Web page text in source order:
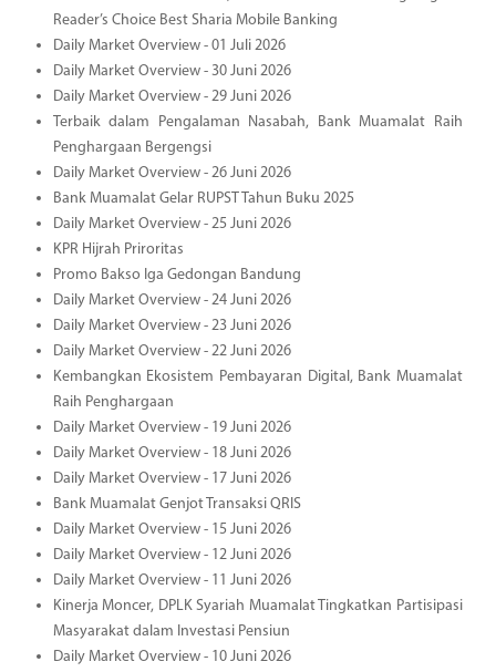
Reader’s Choice Best Sharia Mobile Banking
Daily Market Overview - 01 Juli 2026
Daily Market Overview - 30 Juni 2026
Daily Market Overview - 29 Juni 2026
Terbaik dalam Pengalaman Nasabah, Bank Muamalat Raih
Penghargaan Bergengsi
Daily Market Overview - 26 Juni 2026
Bank Muamalat Gelar RUPST Tahun Buku 2025
Daily Market Overview - 25 Juni 2026
KPR Hijrah Priroritas
Promo Bakso Iga Gedongan Bandung
Daily Market Overview - 24 Juni 2026
Daily Market Overview - 23 Juni 2026
Daily Market Overview - 22 Juni 2026
Kembangkan Ekosistem Pembayaran Digital, Bank Muamalat
Raih Penghargaan
Daily Market Overview - 19 Juni 2026
Daily Market Overview - 18 Juni 2026
Daily Market Overview - 17 Juni 2026
Bank Muamalat Genjot Transaksi QRIS
Daily Market Overview - 15 Juni 2026
Daily Market Overview - 12 Juni 2026
Daily Market Overview - 11 Juni 2026
Kinerja Moncer, DPLK Syariah Muamalat Tingkatkan Partisipasi
Masyarakat dalam Investasi Pensiun
Daily Market Overview - 10 Juni 2026